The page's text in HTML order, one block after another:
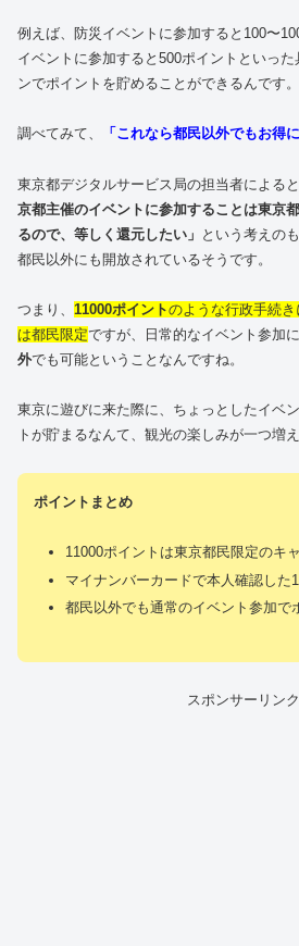
例えば、防災イベントに参加すると100〜
イベントに参加すると500ポイントといっ
ンでポイントを貯めることができるんです。
調べてみて、 「これなら都民以外でもお得
東京都デジタルサービス局の担当者によると
京都主催のイベントに参加することは東京
るので、等しく還元したい」 という考えの
都民以外にも開放されているそうです。
つまり、 11000ポイントのような行政手続
は都民限定ですが、日常的なイベント参加
外でも可能ということなんですね。
東京に遊びに来た際に、ちょっとしたイベ
トが貯まるなんて、観光の楽しみが一つ増
ポイントまとめ
11000ポイントは東京都民限定のキ
マイナンバーカードで本人確認した
都民以外でも通常のイベント参加で
スポンサーリンク